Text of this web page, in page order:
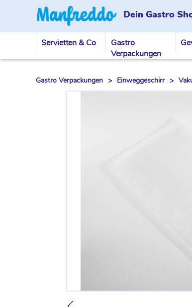
Dein Gastro
Servietten & Co
Gastro
Verpackungen
Gastro Verpackungen > Einweggeschirr >